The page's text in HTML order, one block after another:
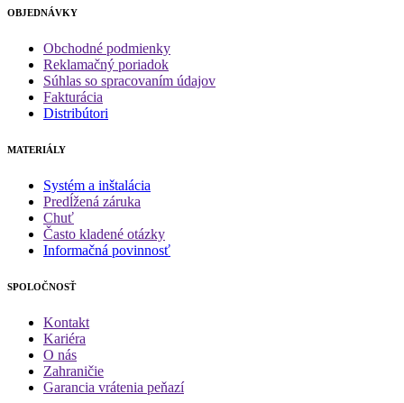
OBJEDNÁVKY
Obchodné podmienky
Reklamačný poriadok
Súhlas so spracovaním údajov
Fakturácia
Distribútori
MATERIÁLY
Systém a inštalácia
Predĺžená záruka
Chuť
Často kladené otázky
Informačná povinnosť
SPOLOČNOSŤ
Kontakt
Kariéra
O nás
Zahraničie
Garancia vrátenia peňazí